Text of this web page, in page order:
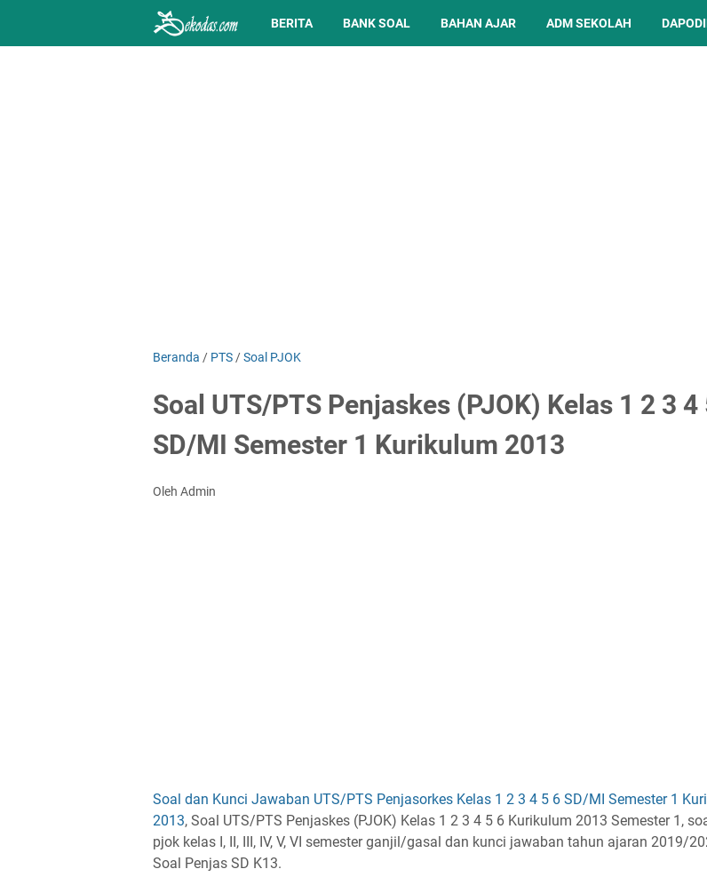
BERITA BANK SOAL BAHAN AJAR ADM SEKOLAH
Beranda / PTS /Soal PJOK
Soal UTS/PTS Penjaskes (PJOK) Kelas 1 2 3 4
SD/MI Semester 1 Kurikulum 2013
Oleh Admin
Soal dan Kunci Jawaban UTS/PTS Penjasorkes Kelas 1 2 3 4 5 6 SD/MI Semester 1
2013, Soal UTS/PTS Penjaskes (PJOK) Kelas 1 2 3 4 5 6 Kurikulum 2013 Semester 1,
pjok kelas I, II, III, IV, V, VI semester ganjil/gasal dan kunci jawaban tahun ajaran 2019/
Soal Penjas SD K13.